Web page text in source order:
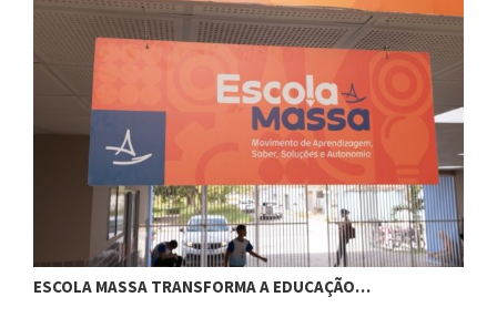
ESCOLA MASSA TRANSFORMA A EDUCAÇÃO…